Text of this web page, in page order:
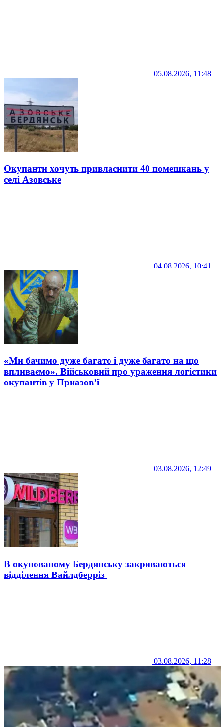
05.08.2026, 11:48
Окупанти хочуть привласнити 40 помешкань у
селі Азовське
04.08.2026, 10:41
«Ми бачимо дуже багато і дуже багато на що
впливаємо». Військовий про ураження логістики
окупантів у Приазов’ї
03.08.2026, 12:49
В окупованому Бердянську закриваються
відділення Вайлдберріз
03.08.2026, 11:28